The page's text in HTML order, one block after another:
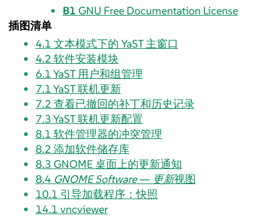
B1 GNU Free Documentation License
插图清单
4.1 文本模式下的 YaST 主窗口
4.2 软件安装模块
6.1YaST 用户和组管理
7.1YaST 联机更新
7.2 查看已撤回的补丁和历史记录
7.3YaST 联机更新配置
8.1 软件管理器的冲突管理
8.2 添加软件储存库
8.3 GNOME 桌面上的更新通知
8.4 GNOME Software— 更新视图
10.1 引导加载程序：快照
14.1 vncviewer